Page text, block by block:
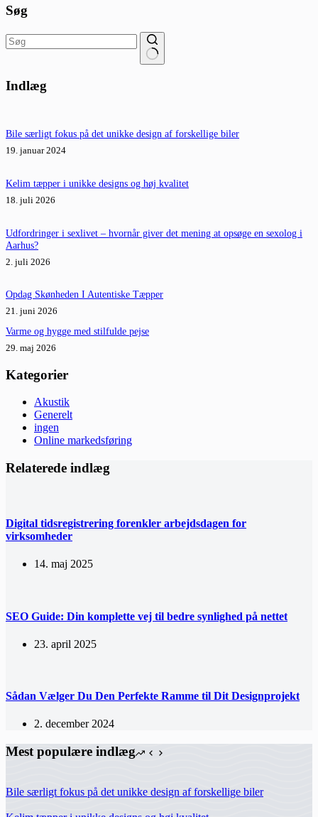
Søg
resultater
Indlæg
Bile særligt fokus på det unikke design af forskellige biler
19. januar 2024
Kelim tæpper i unikke designs og høj kvalitet
18. juli 2026
Udfordringer i sexlivet – hvornår giver det mening at opsøge en sexolog i
Aarhus?
2. juli 2026
Opdag Skønheden I Autentiske Tæpper
21. juni 2026
Varme og hygge med stilfulde pejse
29. maj 2026
Kategorier
Akustik
Generelt
ingen
Online markedsføring
Relaterede indlæg
Digital tidsregistrering forenkler arbejdsdagen for
virksomheder
14. maj 2025
SEO Guide: Din komplette vej til bedre synlighed på nettet
23. april 2025
Sådan Vælger Du Den Perfekte Ramme til Dit Designprojekt
2. december 2024
Mest populære indlæg
Bile særligt fokus på det unikke design af forskellige biler